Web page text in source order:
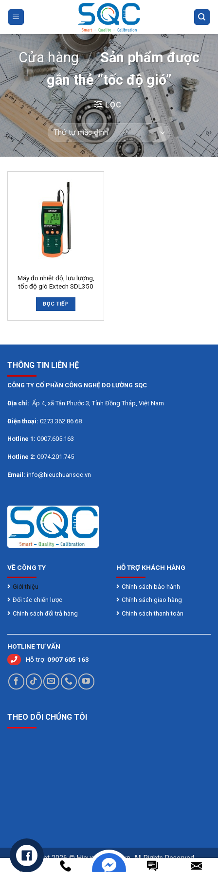
Cửa hàng / Sản phẩm được
gắn thẻ “tốc độ gió”
LỌC
Máy đo nhiệt độ, lưu lượng,
tốc độ gió Extech SDL350
ĐỌC TIẾP
THÔNG TIN LIÊN HỆ
CÔNG TY CỔ PHẦN CÔNG NGHỆ ĐO LƯỜNG SQC
Địa chỉ: Ấp 4, xã Tân Phước 3, Tỉnh Đồng Tháp, Việt Nam
Điện thoại: 0273.362.86.68
Hotline 1: 0907.605.163
Hotline 2: 0974.201.745
Email: info@hieuchuansqc.vn
VỀ CÔNG TY
Giới thiệu
Đối tác chiến lược
Chính sách đổi trả hàng
HỖ TRỢ KHÁCH HÀNG
Chính sách bảo hành
Chính sách giao hàng
Chính sách thanh toán
HOTLINE TƯ VẤN
Hỗ trợ: 0907 605 163
THEO DÕI CHÚNG TÔI
Copyright 2026 © Hieuchuansqc.vn. All Rights Reserved -
Powered by Ghouse.